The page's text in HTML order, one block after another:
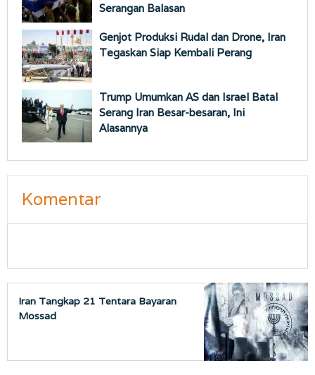
Serangan Balasan
Genjot Produksi Rudal dan Drone, Iran
Tegaskan Siap Kembali Perang
Trump Umumkan AS dan Israel Batal
Serang Iran Besar-besaran, Ini
Alasannya
Komentar
Iran Tangkap 21 Tentara Bayaran
Mossad